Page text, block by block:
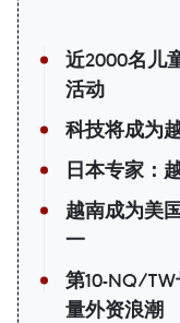
近2000名儿
活动
科技将成为
日本专家：
越南成为美
一
第10-NQ/
量外资浪潮